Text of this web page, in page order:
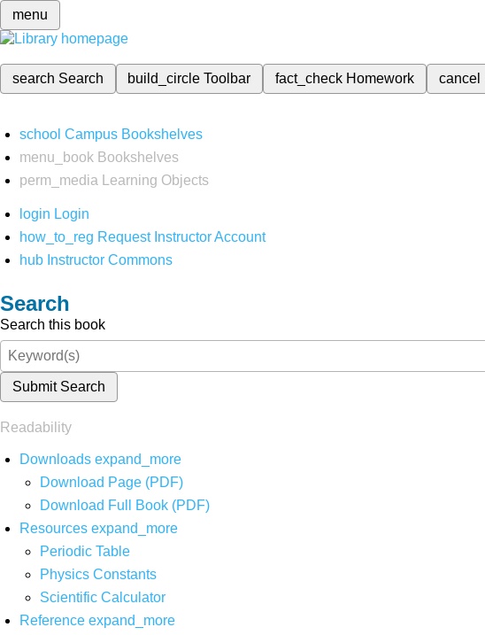
menu
search Search build_circleToolbar fact_check Homework cancel
school Campus Bookshelves
menu_book Bookshelves
perm_media
Learning Objects
login Login
how_to_reg Request Instructor Account
hub Instructor Commons
Search
Search this book
Submit Search
Readability
Downloads expand_more
Download Page (PDF)
Download Full Book (PDF)
Resources expand_more
Periodic Table
Physics Constants
Scientific Calculator
Reference expand_more